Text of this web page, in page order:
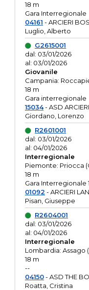
18 m
Gara Interregionale
04161 - ARCIERI
Luglio, Alberto
G2615001
dal: 03/01/2026
al: 03/01/2026
Giovanile
Campania:
18 m
Gara interregionale
15034- ASD
Giordano, Lorenzo
R2601001
dal: 03/01/2026
al: 04/01/2026
Interregionale
Piemonte: Priocca
18 m
Gara Interregionale
01092 - ARCIERI
Pisan, Giuseppe
R2604001
dal: 03/01/2026
al: 04/01/2026
Interregionale
Lombardia: Assago
18 m
--
04150- ASD THE
Roatta, Cristina